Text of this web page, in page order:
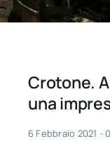
Crotone.
una
6 Febbraio 2021 -